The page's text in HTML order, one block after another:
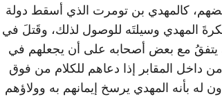
كالمهدي بن تومرت الذي أسقط دولة
فكرةَ المهدي وسيلتَه للوصول لذلك، وقَتلَ في
مع بعض أصحابه على أن يجعلهم في
داخل المقابر إذا دعاهم للكلام من فوق
له بأنه المهدي يرسخ إيمانهم به وولاؤهم